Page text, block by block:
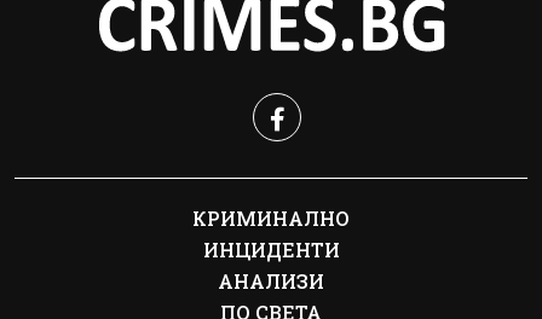
КРИМИНАЛНО
ИНЦИДЕНТИ
АНАЛИЗИ
ПО СВЕТА